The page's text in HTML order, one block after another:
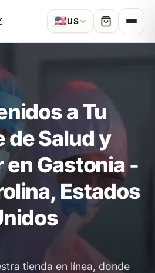
🇺🇸US
a Tu
de Salud y
en Gastonia -
Estados
tienda en línea, donde